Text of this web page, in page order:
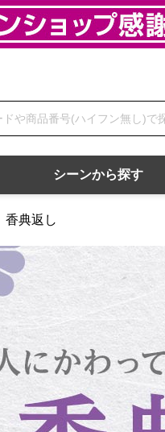
シーンから探す
香典返し